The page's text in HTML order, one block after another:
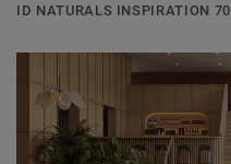
ID NATURALS INSPIRATION 70